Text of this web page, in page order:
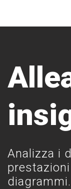
Analizza i
diagrammi.